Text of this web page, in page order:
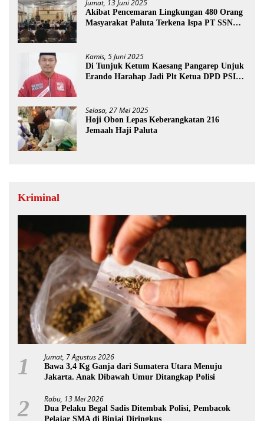
Jumat, 13 Juni 2025
Akibat Pencemaran Lingkungan 480 Orang
Masyarakat Paluta Terkena Ispa PT SSN
Kamis, 5 Juni 2025
Di Tunjuk Ketum Kaesang Pangarep Unjuk
Erando Harahap Jadi Plt Ketua DPD PSI
Selasa, 27 Mei 2025
Hoji Obon Lepas Keberangkatan 216
Jemaah Haji Paluta
Kriminal
1 Jumat, 7 Agustus 2026
Bawa 3,4 Kg Ganja dari Sumatera Utara Menuju
Jakarta. Anak Dibawah Umur Ditangkap Polisi
2 Rabu, 13 Mei 2026
Dua Pelaku Begal Sadis Ditembak Polisi, Pembacok
Pelajar SMA di Binjai Diringkus